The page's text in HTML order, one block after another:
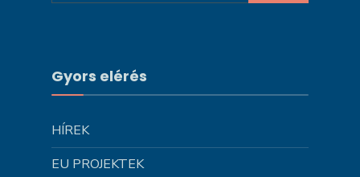
Gyors elérés
HÍREK
EU PROJEKTEK